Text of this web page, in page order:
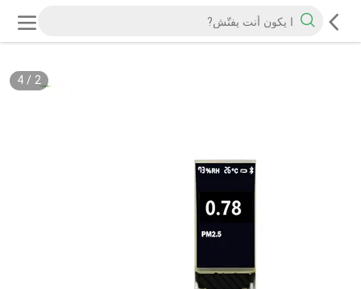
2
/
4